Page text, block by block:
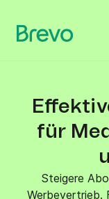
für
Steigere
Werbevertrieb.